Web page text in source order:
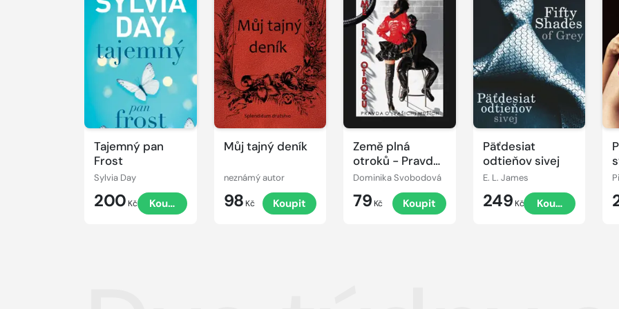
Tajemný pan
Frost
Sylvia Day
200 Kč Koupit
Můj tajný deník
neznámý autor
98 Kč Koupit
Země plná
otroků - Pravda
o (vašich)
Dominika Svobodová
79 Kč Koupit
Päťdesiat
odtieňov sivej
E. L. James
249 Kč Koupit